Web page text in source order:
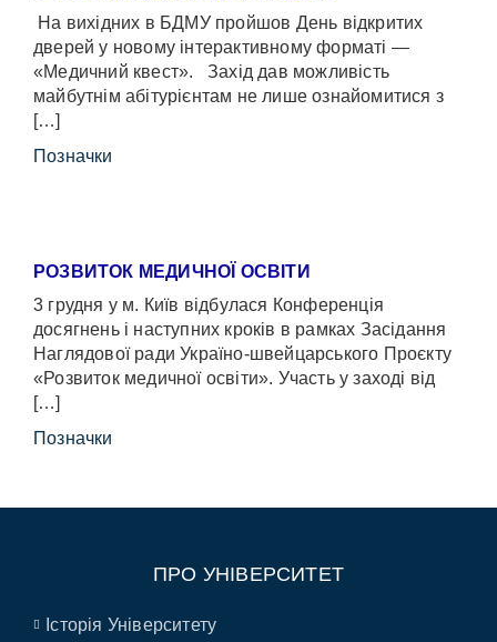
На вихідних в БДМУ пройшов День відкритих
дверей у новому інтерактивному форматі —
«Медичний квест». Захід дав можливість
майбутнім абітурієнтам не лише ознайомитися з
[…]
Позначки
РОЗВИТОК МЕДИЧНОЇ ОСВІТИ
3 грудня у м. Київ відбулася Конференція
досягнень і наступних кроків в рамках Засідання
Наглядової ради Україно-швейцарського Проєкту
«Розвиток медичної освіти». Участь у заході від
[…]
Позначки
ПРО УНІВЕРСИТЕТ
Історія Університету